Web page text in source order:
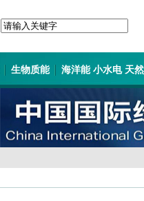
生物质能 海洋能 小水电 天